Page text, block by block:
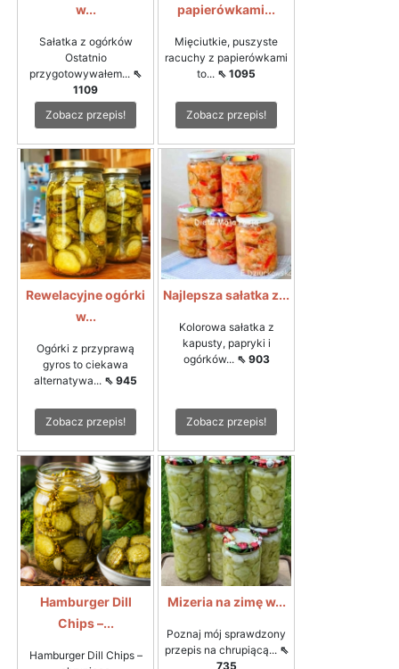
w...
Sałatka z ogórków
Ostatnio
przygotowywałem... ⇖
1109
Zobacz przepis!
papierówkami...
Mięciutkie, puszyste
racuchy z papierówkami
to... ⇖ 1095
Zobacz przepis!
Rewelacyjne ogórki
w...
Ogórki z przyprawą
gyros to ciekawa
alternatywa... ⇖ 945
Zobacz przepis!
Najlepsza sałatka z...
Kolorowa sałatka z
kapusty, papryki i
ogórków... ⇖ 903
Zobacz przepis!
Hamburger Dill
Chips –...
Hamburger Dill Chips –
Mizeria na zimę w...
Poznaj mój sprawdzony
przepis na chrupiącą... ⇖
735